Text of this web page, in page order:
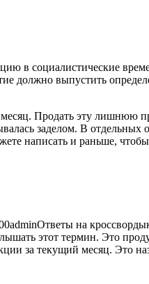
в социалистические
должно выпустить
Продать эту лишнюю
заделом. В отдельных
написать и раньше,
adminОтветы на кроссворды
этот термин. Это
за текущий месяц. Это